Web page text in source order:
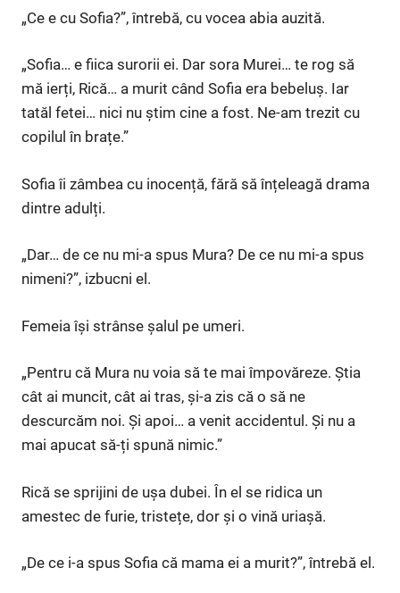
„Ce e cu Sofia?”, întrebă, cu vocea abia auzită.
„Sofia… e fiica surorii ei. Dar sora Murei… te rog să
mă ierți, Rică… a murit când Sofia era bebeluș. Iar
tatăl fetei… nici nu știm cine a fost. Ne-am trezit cu
copilul în brațe.”
Sofia îi zâmbea cu inocență, fără să înțeleagă drama
dintre adulți.
„Dar… de ce nu mi-a spus Mura? De ce nu mi-a spus
nimeni?”, izbucni el.
Femeia își strânse șalul pe umeri.
„Pentru că Mura nu voia să te mai împovăreze. Știa
cât ai muncit, cât ai tras, și-a zis că o să ne
descurcăm noi. Și apoi… a venit accidentul. Și nu a
mai apucat să-ți spună nimic.”
Rică se sprijini de ușa dubei. În el se ridica un
amestec de furie, tristețe, dor și o vină uriașă.
„De ce i-a spus Sofia că mama ei a murit?”, întrebă el.